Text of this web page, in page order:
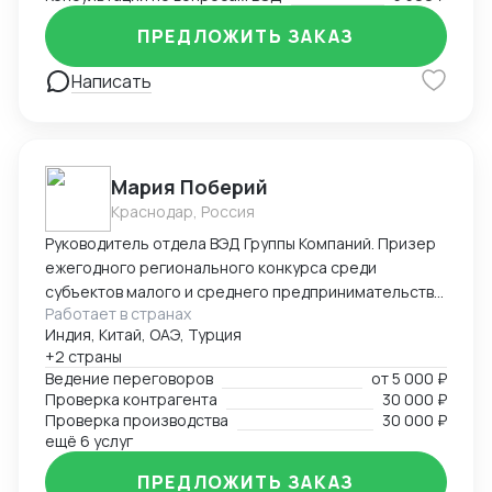
Написать
ПРЕДЛОЖИТЬ ЗАКАЗ
Мария Поберий
Краснодар, Россия
Руководитель отдела ВЭД Группы Компаний. Призер
ежегодного регионального конкурса среди
субъектов малого и среднего предпринимательства
«Экспортер года» в Краснодарском крае. 17 лет в
импорте, экспорте, белом ВЭД. Более 25 000 часов
успешных переговоров онлайн и офлайн, устных и
письменных с поставщиками и потенциальными
Покупателями на английском языке. В портфеле
опыт успешных переговоров с крупнейшими
заводами бытовой техники Китая, Турции на уровне
первых лиц: AUX, Hisence, Haier, Changhong, MBO,
Работает в странах
Индия, Китай, ОАЭ, Турция
+2 страны
Ведение переговоров
от5 000 ₽
Проверка контрагента
30 000 ₽
Проверка производства
30 000 ₽
ещё 6 услуг
ПРЕДЛОЖИТЬ ЗАКАЗ